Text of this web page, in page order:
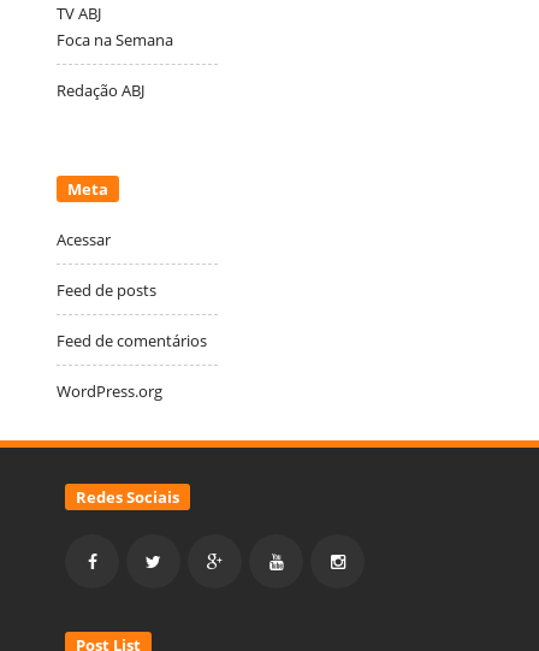
TV ABJ
Foca na Semana
Redação ABJ
Meta
Acessar
Feed de posts
Feed de comentários
WordPress.org
Redes Sociais
Post List